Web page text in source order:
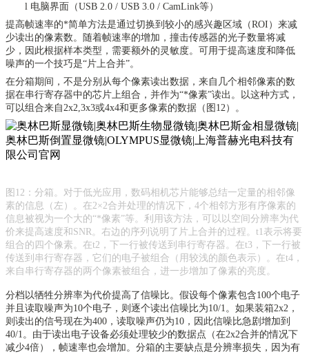
l 电脑界面（USB 2.0 / USB 3.0 / CamLink等）
提高帧速率的*简单方法是通过切换到较小的感兴趣区域（ROI）来减
少读出的像素数。随着帧速率的增加，撞击传感器的光子数量将减
少，因此根据样本类型，需要额外的灵敏度。可用于提高速度和降低
噪声的一个技巧是“片上合并”。
在分箱期间，不是分别从每个像素读出数据，来自几个相邻像素的数
据在串行寄存器中的芯片上组合，并作为“*像素”读出。以这种方式，
可以组合来自2x2,3x3或4x4和更多像素的数据（图12）。
图 12：分箱。对于低光应用，数码相机芯片能够总结一定量的相邻像
素的信息（左）。在2×2合并处理的情况下，4个相邻方形有序像素的
信息被视为一个大的“*像素”等。利用该方法，可以以空间分辨率为代
价来提高速度和SNR。右边的序列说明了片上合并的过程。t1表示将要
组合的四个像素。在t2，下一行被传送到串行寄存器。在t3，下一行被
传送到串行寄存器，它们的电子被组合（用较浅的颜色表示）。在t4，
来自串行寄存器的两个像素被组合，进一步增加了像素的亮度。
分档以牺牲分辨率为代价提高了信噪比。假设每个像素包含100个电子
并且读取噪声为10个电子，则逐个读出信噪比为10/1。如果装箱2x2，
则读出的信号现在为400，读取噪声仍为10，因此信噪比急剧增加到
40/1。由于读出电子设备必须处理较少的数据点（在2x2合并的情况下
减少4倍），帧速率也会增加。分箱的主要缺点是分辨率损失，因为有